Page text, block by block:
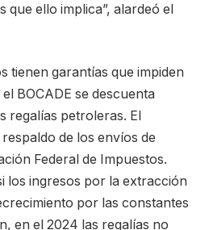
que ello implica”, alardeó el
tienen garantías que impiden
BOCADE se descuenta
regalías petroleras. El
de los envíos de
Federal de Impuestos.
los ingresos por la extracción
por las constantes
en el 2024 las regalías no